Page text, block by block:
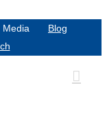
Media Blog